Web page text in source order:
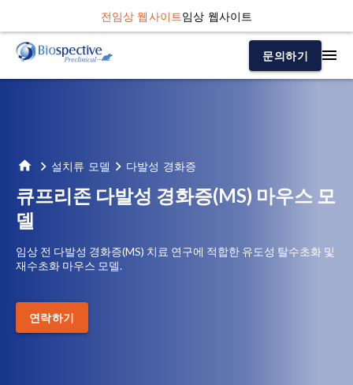
전임상 웹사이트임상 웹사이트
문의하기
설치류 모델 다발성 경화증
큐프리존 다발성 경화증(MS) 마우스 모
델
임상 전 다발성 경화증(MS) 치료 연구에 적합한 유도성 탈수초화 및
재수초화 마우스 모델.
연락하기